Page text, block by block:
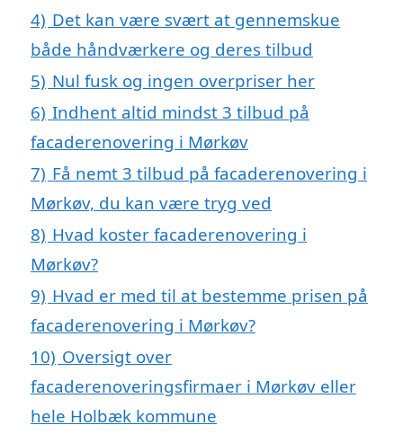
4) Det kan være svært at gennemskue
både håndværkere og deres tilbud
5) Nul fusk og ingen overpriser her
6) Indhent altid mindst 3 tilbud på
facaderenovering i Mørkøv
7) Få nemt 3 tilbud på facaderenovering i
Mørkøv, du kan være tryg ved
8) Hvad koster facaderenovering i
Mørkøv?
9) Hvad er med til at bestemme prisen på
facaderenovering i Mørkøv?
10) Oversigt over
facaderenoveringsfirmaer i Mørkøv eller
hele Holbæk kommune